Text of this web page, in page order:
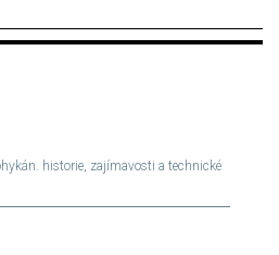
historie, zajímavosti a technické